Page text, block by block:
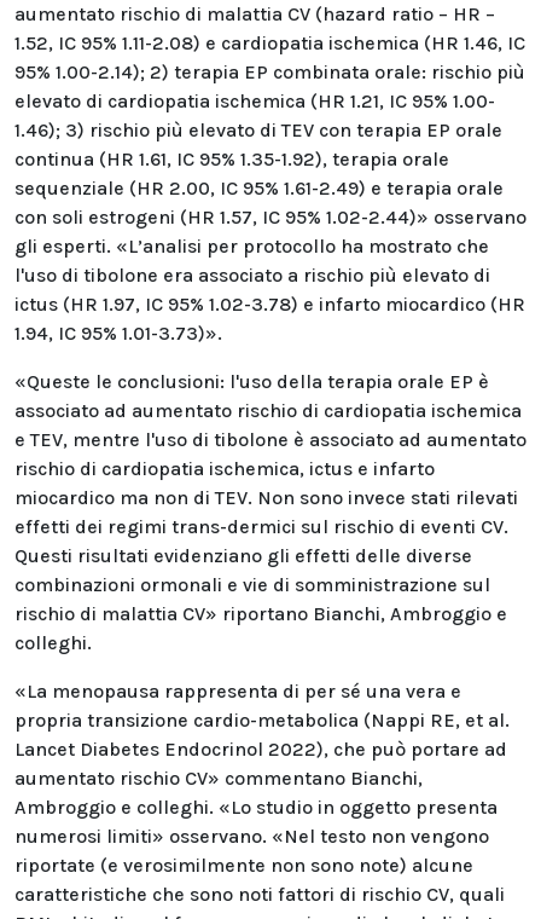
aumentato rischio di malattia CV (hazard ratio – HR –
1.52, IC 95% 1.11-2.08) e cardiopatia ischemica (HR 1.46, IC
95% 1.00-2.14); 2) terapia EP combinata orale: rischio più
elevato di cardiopatia ischemica (HR 1.21, IC 95% 1.00-
1.46); 3) rischio più elevato di TEV con terapia EP orale
continua (HR 1.61, IC 95% 1.35-1.92), terapia orale
sequenziale (HR 2.00, IC 95% 1.61-2.49) e terapia orale
con soli estrogeni (HR 1.57, IC 95% 1.02-2.44)» osservano
gli esperti. «L’analisi per protocollo ha mostrato che
l'uso di tibolone era associato a rischio più elevato di
ictus (HR 1.97, IC 95% 1.02-3.78) e infarto miocardico (HR
1.94, IC 95% 1.01-3.73)».
«Queste le conclusioni: l'uso della terapia orale EP è
associato ad aumentato rischio di cardiopatia ischemica
e TEV, mentre l'uso di tibolone è associato ad aumentato
rischio di cardiopatia ischemica, ictus e infarto
miocardico ma non di TEV. Non sono invece stati rilevati
effetti dei regimi trans-dermici sul rischio di eventi CV.
Questi risultati evidenziano gli effetti delle diverse
combinazioni ormonali e vie di somministrazione sul
rischio di malattia CV» riportano Bianchi, Ambroggio e
colleghi.
«La menopausa rappresenta di per sé una vera e
propria transizione cardio-metabolica (Nappi RE, et al.
Lancet Diabetes Endocrinol 2022), che può portare ad
aumentato rischio CV» commentano Bianchi,
Ambroggio e colleghi. «Lo studio in oggetto presenta
numerosi limiti» osservano. «Nel testo non vengono
riportate (e verosimilmente non sono note) alcune
caratteristiche che sono noti fattori di rischio CV, quali